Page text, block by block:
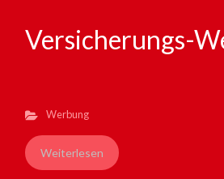
Versicherungs-
Werbung
Weiterlesen